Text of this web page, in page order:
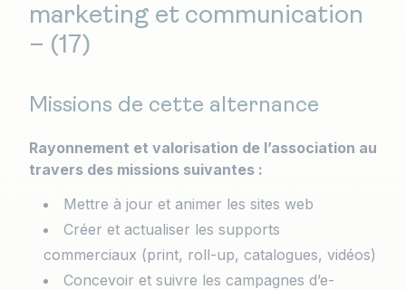
marketing et communication
– (17)
Missions de cette alternance
Rayonnement et valorisation de l’association au
travers des missions suivantes :
Mettre à jour et animer les sites web
Créer et actualiser les supports
commerciaux (print, roll-up, catalogues, vidéos)
Concevoir et suivre les campagnes d’e-